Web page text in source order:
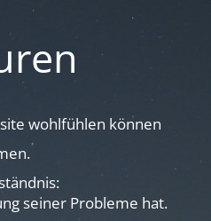
wohlfühlen können
seiner Probleme hat.